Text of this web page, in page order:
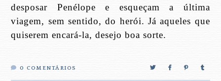
desposar Penélope e esqueçam a última
viagem, sem sentido, do herói. Já aqueles que
quiserem encará-la, desejo boa sorte.
0 COMENTÁRIOS